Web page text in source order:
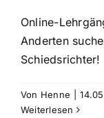
Online-
Anderten
Von Henne
Weiterlesen